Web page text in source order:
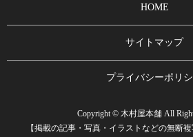
HOME
サイトマップ
プライバシーポリ
Copyright © 木村屋本舗 All
【掲載の記事・写真・イラストなどの無断